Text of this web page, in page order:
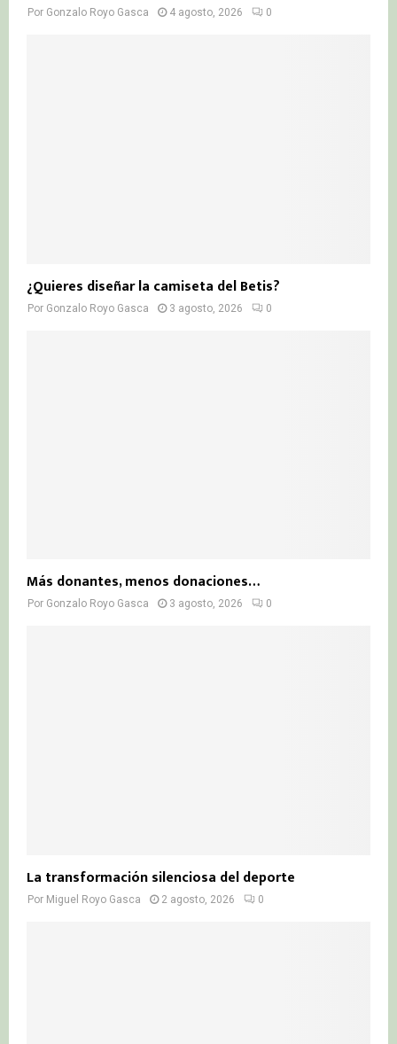
Por Gonzalo Royo Gasca 4 agosto, 2026 0
¿Quieres diseñar la camiseta del Betis?
Por Gonzalo Royo Gasca 3 agosto, 2026 0
Más donantes, menos donaciones…
Por Gonzalo Royo Gasca 3 agosto, 2026 0
La transformación silenciosa del deporte
Por Miguel Royo Gasca 2 agosto, 2026 0